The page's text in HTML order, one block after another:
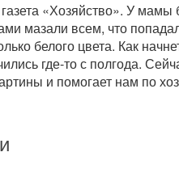
«Хозяйство». У
мазали всем, что
белого цвета. Как
где-то с полгода.
и помогает нам по